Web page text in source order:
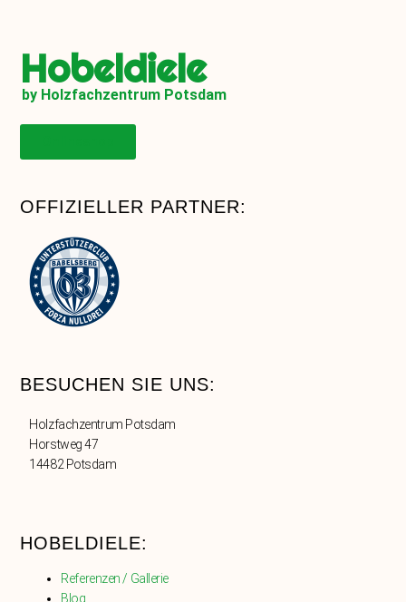
Hobeldiele
by Holzfachzentrum Potsdam
OFFIZIELLER PARTNER:
BESUCHEN SIE UNS:
Holzfachzentrum Potsdam
Horstweg 47
14482 Potsdam
HOBELDIELE:
Referenzen / Gallerie
Blog